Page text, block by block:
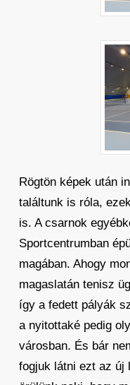
Rögtön képek után
találtunk is róla,
is. A csarnok
Sportcentrumban
magában. Ahogy
magaslatán tenisz
így a fedett pályák
a nyitottaké pedig
városban. És bár
fogjuk látni ezt az új